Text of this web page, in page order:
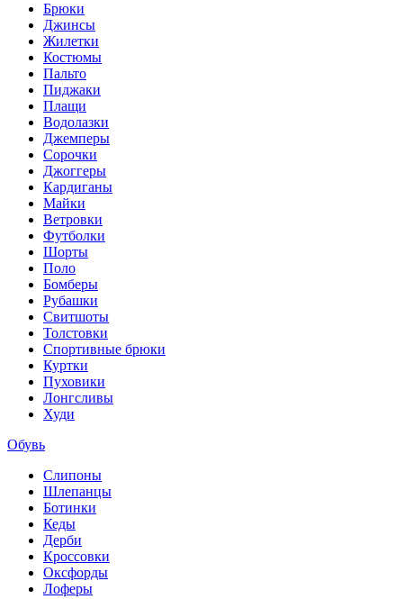
Брюки
Джинсы
Жилетки
Костюмы
Пальто
Пиджаки
Плащи
Водолазки
Джемперы
Сорочки
Джоггеры
Кардиганы
Майки
Ветровки
Футболки
Шорты
Поло
Бомберы
Рубашки
Свитшоты
Толстовки
Спортивные брюки
Куртки
Пуховики
Лонгсливы
Худи
Обувь
Слипоны
Шлепанцы
Ботинки
Кеды
Дерби
Кроссовки
Оксфорды
Лоферы